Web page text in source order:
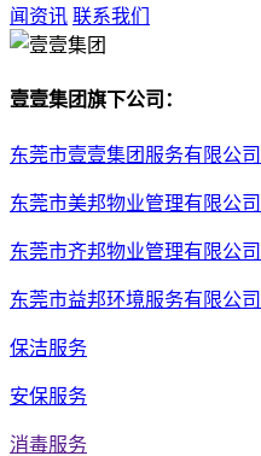
闻资讯 联系我们
壹壹集团旗下公司：
东莞市壹壹集团服务有限公司
东莞市美邦物业管理有限公司
东莞市齐邦物业管理有限公司
东莞市益邦环境服务有限公司
保洁服务
安保服务
消毒服务